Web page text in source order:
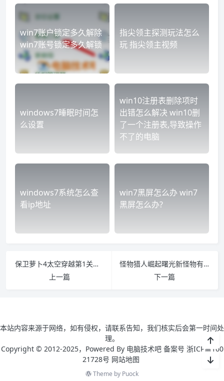
win7账户锁定多久解除
win7账号锁定多久解锁
指尖领主探测玩法怎么
玩 指尖领主视频
windows7睡眠时间怎
么设置
win10注册表删除项时
出错怎么解决 win10删
了一个注册表,导致操作
不了的电脑
windows7系统怎么查
看ip地址
win7黑屏怎么办 win7
黑屏怎么办?
保卫萝卜4太空穿越第1关怎么过 保卫萝卜天空第四关
上一篇
怪物猎人崛起曙光新怪物有哪些 怪物猎人崛起今天更新了啥
下一篇
本站内容来源于网络，如有侵权，请联系告知，我们核实后会第一时间处
理。
Copyright © 2012-2025，Powered By 电脑技术吧 备案号 浙ICP备160
21728号 网站地图
Theme by Puock